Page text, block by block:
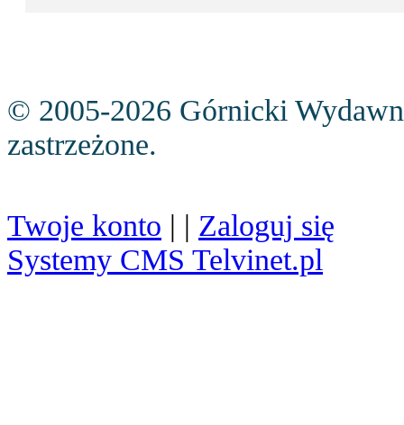
© 2005-2026 Górnicki
zastrzeżone.
Twoje konto
Zaloguj się
Systemy CMS Telvinet.pl